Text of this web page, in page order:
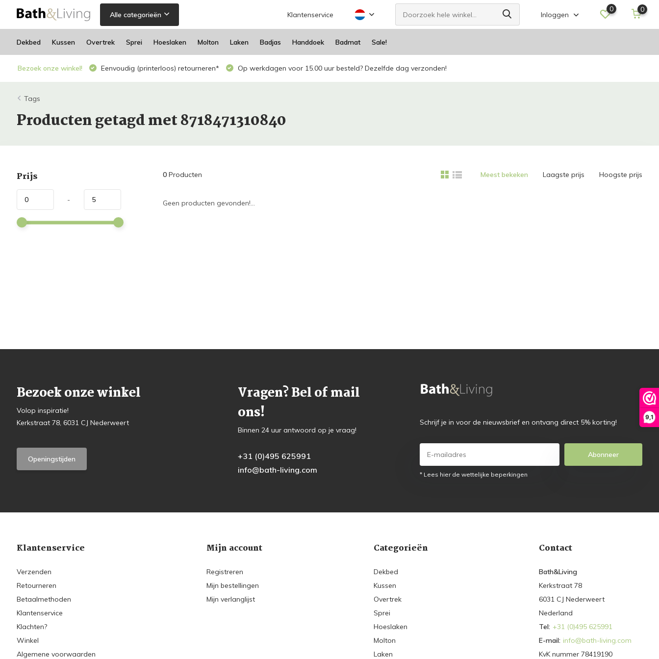
9,1
Alle categorieën Klantenservice Inloggen
0 0
Dekbed Kussen Overtrek Sprei Hoeslaken Molton Laken Badjas Handdoek Badmat Sale!
Bezoek onze winkel! Eenvoudig (printerloos) retourneren* Op werkdagen voor 15.00 uur besteld? Dezelfde dag verzonden!
Tags
Producten getagd met 8718471310840
Prijs
-
0Producten Meest bekeken Laagste prijs Hoogste prijs
Geen producten gevonden!...
Bezoek onze winkel
Volop inspiratie!
Kerkstraat 78, 6031 CJ Nederweert
Openingstijden
Vragen? Bel of mail
ons!
Binnen 24 uur antwoord op je vraag!
+31 (0)495 625991
info@bath-living.com
Schrijf je in voor de nieuwsbrief en ontvang direct 5% korting!
Abonneer
* Lees hier de wettelijke beperkingen
Klantenservice
Verzenden
Retourneren
Betaalmethoden
Klantenservice
Klachten?
Winkel
Algemene voorwaarden
Mijn account
Registreren
Mijn bestellingen
Mijn verlanglijst
Categorieën
Dekbed
Kussen
Overtrek
Sprei
Hoeslaken
Molton
Laken
Contact
Bath&Living
Kerkstraat 78
6031 CJ Nederweert
Nederland
Tel: +31 (0)495 625991
E-mail: info@bath-living.com
KvK nummer 78419190